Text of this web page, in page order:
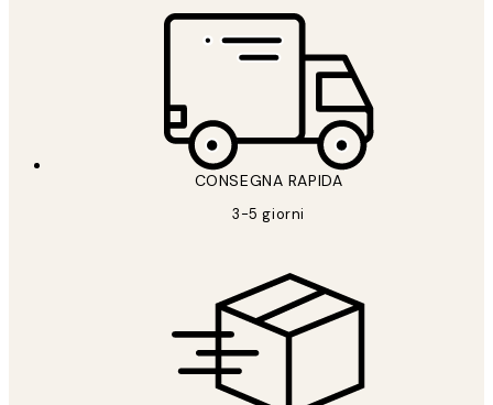
CONSEGNA RAPIDA
3-5 giorni